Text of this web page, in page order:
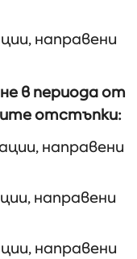
направени
в периода от
отстъпки:
направени
направени
направени